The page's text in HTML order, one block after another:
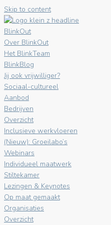
Skip to content
BlinkOut
Over BlinkOut
Het BlinkTeam
BlinkBlog
Jij ook vrijwilliger?
Sociaal-cultureel
Aanbod
Bedrijven
Overzicht
Inclusieve werkvloeren
(Nieuw): Groeilabo’s
Webinars
Individueel maatwerk
Stiltekamer
Lezingen & Keynotes
Op maat gemaakt
Organisaties
Overzicht